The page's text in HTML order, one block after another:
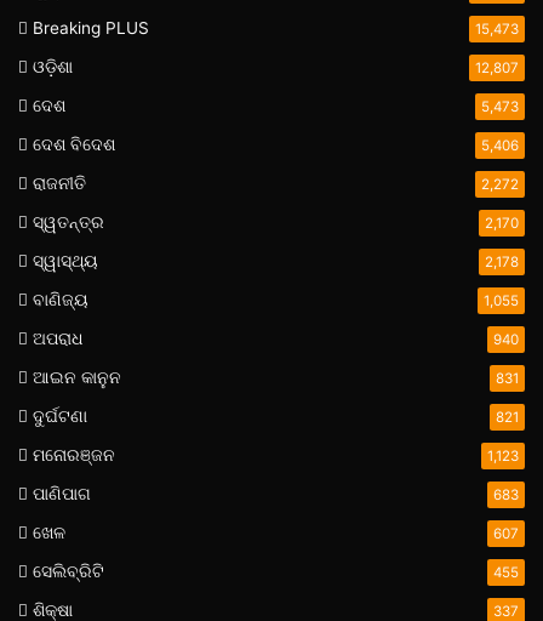
Breaking PLUS 15,473
ଓଡ଼ିଶା 12,807
ଦେଶ 5,473
ଦେଶ ବିଦେଶ 5,406
ରାଜନୀତି 2,272
ସ୍ୱତନ୍ତ୍ର 2,170
ସ୍ୱାସ୍ଥ୍ୟ 2,178
ବାଣିଜ୍ୟ 1,055
ଅପରାଧ 940
ଆଇନ କାନୁନ 831
ଦୁର୍ଘଟଣା 821
ମନୋରଞ୍ଜନ 1,123
ପାଣିପାଗ 683
ଖେଳ 607
ସେଲିବ୍ରିଟି 455
ଶିକ୍ଷା 337